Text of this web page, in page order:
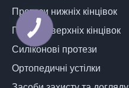
Протези нижніх кінцівок
Протези верхніх кінцівок
Силіконові протези
Ортопедичні устілки
КНОПКА
ЗВ'ЯЗКУ